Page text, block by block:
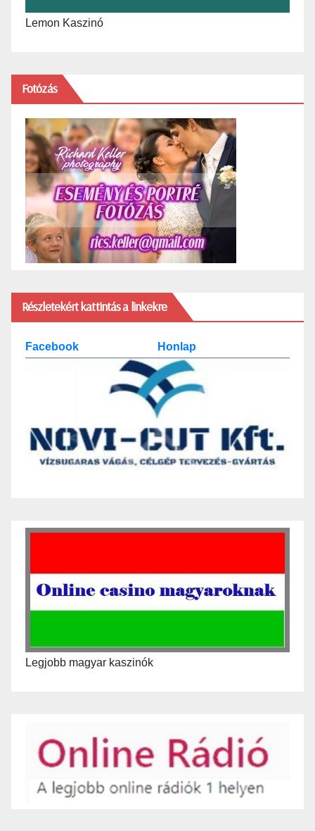
Lemon Kaszinó
Fotózás
Részletekért kattintás a linkekre
Facebook Honlap
Legjobb magyar kaszinók